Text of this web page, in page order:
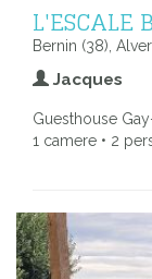
L'ESCALE
Bernin (38),
Jacques
Guesthouse
1 camere • 2